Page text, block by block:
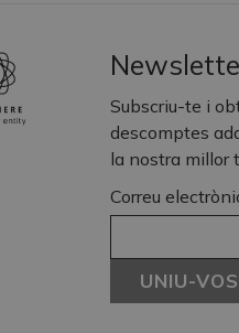
Subscriu-te i
descomptes
la nostra millor
Correu
UNIU-